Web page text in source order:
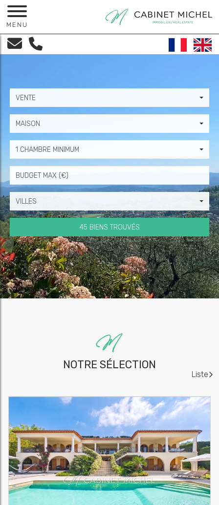
MENU
VENTE
MAISON
1 CHAMBRE MINIMUM
Prix
VILLES
45 BIENS TROUVÉS
NOTRE SÉLECTION
Liste